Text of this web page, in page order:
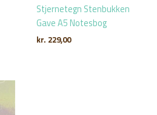
Stjernetegn Stenbukken
Gave A5 Notesbog
kr. 229,00